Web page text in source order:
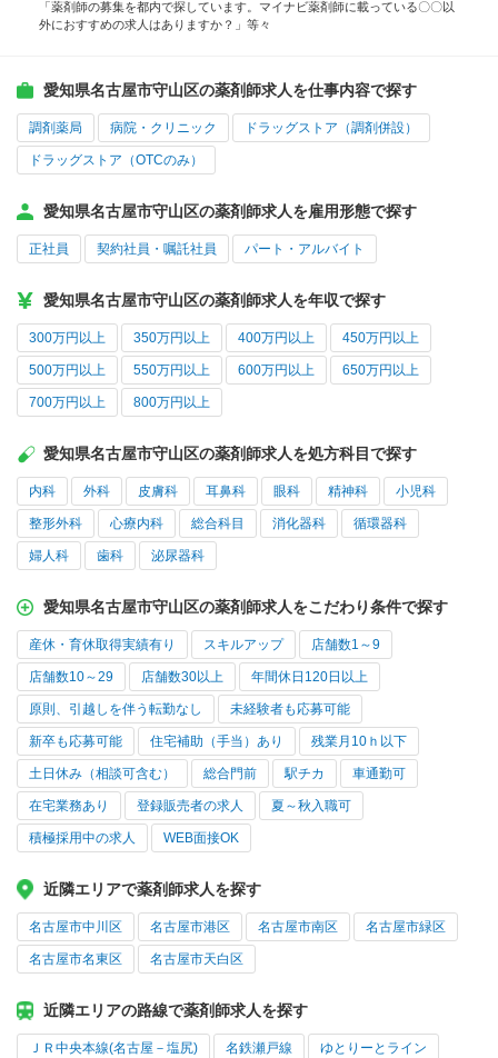
「薬剤師の募集を都内で探しています。マイナビ薬剤師に載っている〇〇以
外におすすめの求人はありますか？」等々
愛知県名古屋市守山区の薬剤師求人を仕事内容で探す
調剤薬局 病院・クリニック ドラッグストア（調剤併設）
ドラッグストア（OTCのみ）
愛知県名古屋市守山区の薬剤師求人を雇用形態で探す
正社員 契約社員・嘱託社員 パート・アルバイト
愛知県名古屋市守山区の薬剤師求人を年収で探す
300万円以上 350万円以上 400万円以上 450万円以上
500万円以上 550万円以上 600万円以上 650万円以上
700万円以上 800万円以上
愛知県名古屋市守山区の薬剤師求人を処方科目で探す
内科 外科 皮膚科 耳鼻科 眼科 精神科 小児科
整形外科 心療内科 総合科目 消化器科 循環器科
婦人科 歯科 泌尿器科
愛知県名古屋市守山区の薬剤師求人をこだわり条件で探す
産休・育休取得実績有り スキルアップ 店舗数1～9
店舗数10～29 店舗数30以上 年間休日120日以上
原則、引越しを伴う転勤なし 未経験者も応募可能
新卒も応募可能 住宅補助（手当）あり 残業月10ｈ以下
土日休み（相談可含む） 総合門前 駅チカ 車通勤可
在宅業務あり 登録販売者の求人 夏～秋入職可
積極採用中の求人 WEB面接OK
近隣エリアで薬剤師求人を探す
名古屋市中川区 名古屋市港区 名古屋市南区 名古屋市緑区
名古屋市名東区 名古屋市天白区
近隣エリアの路線で薬剤師求人を探す
ＪＲ中央本線(名古屋－塩尻) 名鉄瀬戸線 ゆとりーとライン